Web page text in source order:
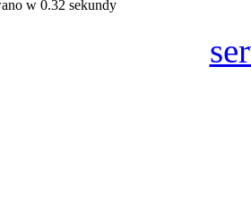
w 0.32 sekundy